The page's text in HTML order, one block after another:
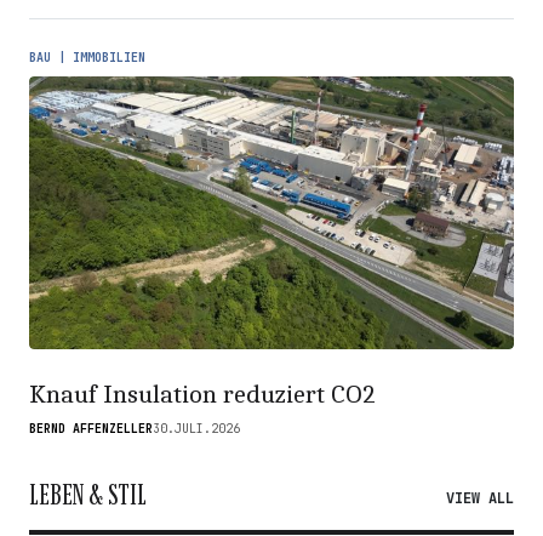
BAU | IMMOBILIEN
Knauf Insulation reduziert CO2
BERND AFFENZELLER30.JULI.2026
LEBEN & STIL VIEW ALL